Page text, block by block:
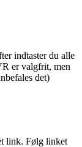
indtaster du alle
er valgfrit, men
det)
link. Følg linket